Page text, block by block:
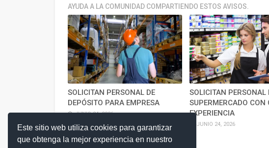
Este sitio web utiliza cookies para garantizar
que obtenga la mejor experiencia en nuestro
AYUDA A LA COMUNIDAD COMPARTIENDO ESTOS AVISOS.
SOLICITAN PERSONAL DE
DEPÓSITO PARA EMPRESA
JUNIO 24, 2026
SOLICITAN PERSONAL
SUPERMERCADO CON
EXPERIENCIA
JUNIO 24, 2026